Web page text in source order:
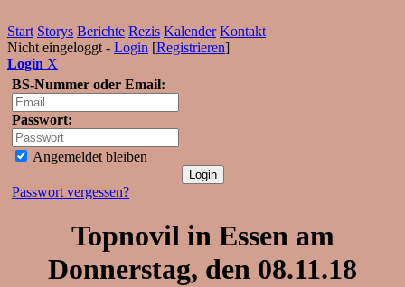
Start Storys Berichte Rezis Kalender Kontakt
Nicht eingeloggt - Login [Registrieren]
Login X
BS-Nummer oder Email:
Passwort:
Angemeldet bleiben
Passwort vergessen?
Topnovil in Essen am
Donnerstag, den 08.11.18